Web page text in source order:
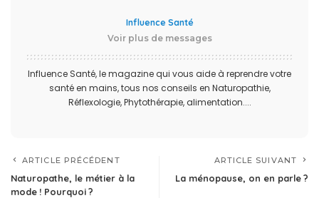
Influence Santé
Voir plus de messages
Influence Santé, le magazine qui vous aide à reprendre votre
santé en mains, tous nos conseils en Naturopathie,
Réflexologie, Phytothérapie, alimentation....
ARTICLE PRÉCÉDENT
Naturopathe, le métier à la
mode ! Pourquoi ?
ARTICLE SUIVANT
La ménopause, on en parle ?